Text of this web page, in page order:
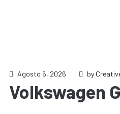
Agosto 6, 2026 by
Volkswagen